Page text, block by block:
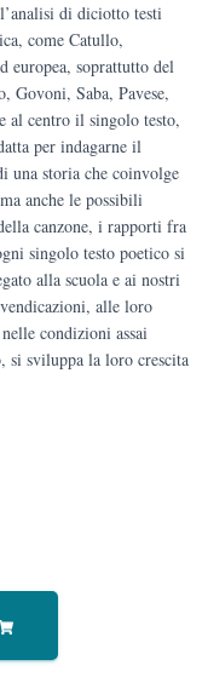
di diciotto testi
come Catullo,
europea, soprattutto del
Govoni, Saba, Pavese,
centro il singolo testo,
per indagarne il
una storia che coinvolge
anche le possibili
canzone, i rapporti fra
singolo testo poetico si
alla scuola e ai nostri
alle loro
condizioni assai
sviluppa la loro crescita